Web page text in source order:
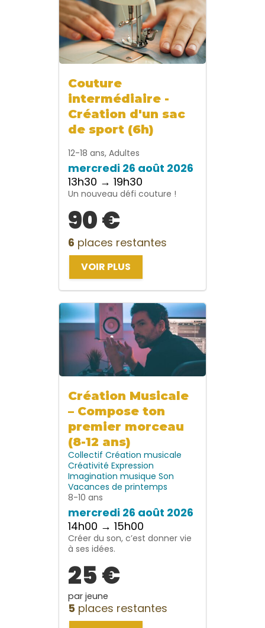
Couture
intermédiaire -
Création d'un sac
de sport (6h)
12-18 ans, Adultes
mercredi 26 août 2026
13h30 → 19h30
Un nouveau défi couture !
90 €
6 places restantes
VOIR PLUS
Création Musicale
– Compose ton
premier morceau
(8-12 ans)
Collectif Création musicale
Créativité Expression
Imagination musique Son
Vacances de printemps
8-10 ans
mercredi 26 août 2026
14h00 → 15h00
Créer du son, c’est donner vie
à ses idées.
25 €
par jeune
5 places restantes